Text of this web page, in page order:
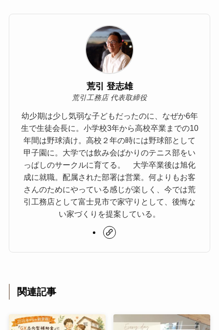
荒引 登志雄
荒引工務店 代表取締役
幼少期は少し気弱な子どもだったのに、なぜか6年
生で生徒会長に。小学校3年から高校卒業までの10
年間は野球漬け。高校２年の時には野球部として
甲子園に。大学では飲み会ばかりのテニス部をい
っぱしのサークルに育てる。 大学卒業後は旭化
成に就職。配属された部署は営業。何よりもお客
さんのためにやっている感じが楽しく、今では荒
引工務店として富士見市で家守りとして、後悔な
い家づくりを提案している。
関連記事